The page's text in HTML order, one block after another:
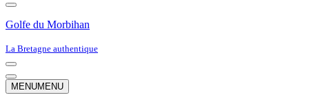
Golfe du Morbihan
La Bretagne authentique
Menu
de
navigation
Menu
de
MENUMENU